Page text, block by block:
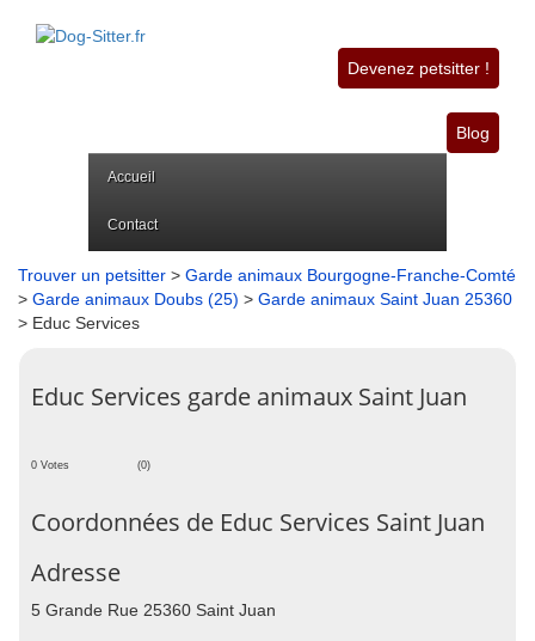
Devenez petsitter !
Blog
Accueil
Contact
Trouver un petsitter > Garde animaux Bourgogne-Franche-Comté
> Garde animaux Doubs (25) > Garde animaux Saint Juan 25360
> Educ Services
Educ Services garde animaux Saint Juan
0 Votes (0)
Coordonnées de Educ Services Saint Juan
Adresse
5 Grande Rue 25360 Saint Juan